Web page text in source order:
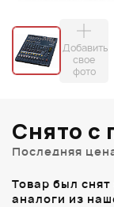
Добавить
свое
фото
Снято с
Последняя
Товар был
аналоги из